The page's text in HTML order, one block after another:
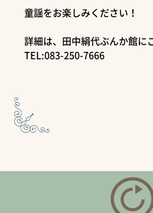
童謡をお楽しみください！
詳細は、田中絹代ぶんか館に
TEL:083-250-7666